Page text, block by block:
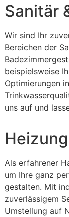
Sanitär
Wir sind Ihr
Bereichen der
beispielsweise
Optimierungen
uns auf und
Heizung
Als erfahrener
um Ihre ganz
gestalten. Mit
zuverlässigem
Umstellung auf